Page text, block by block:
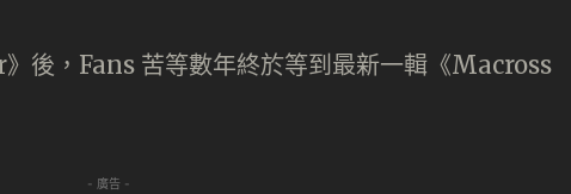
後，Fans 苦等數年終於等到最新一輯《Macross
- 廣告 -